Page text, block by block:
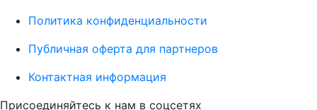
Политика конфиденциальности
Публичная оферта для партнеров
Контактная информация
Присоединяйтесь к нам в соцсетях